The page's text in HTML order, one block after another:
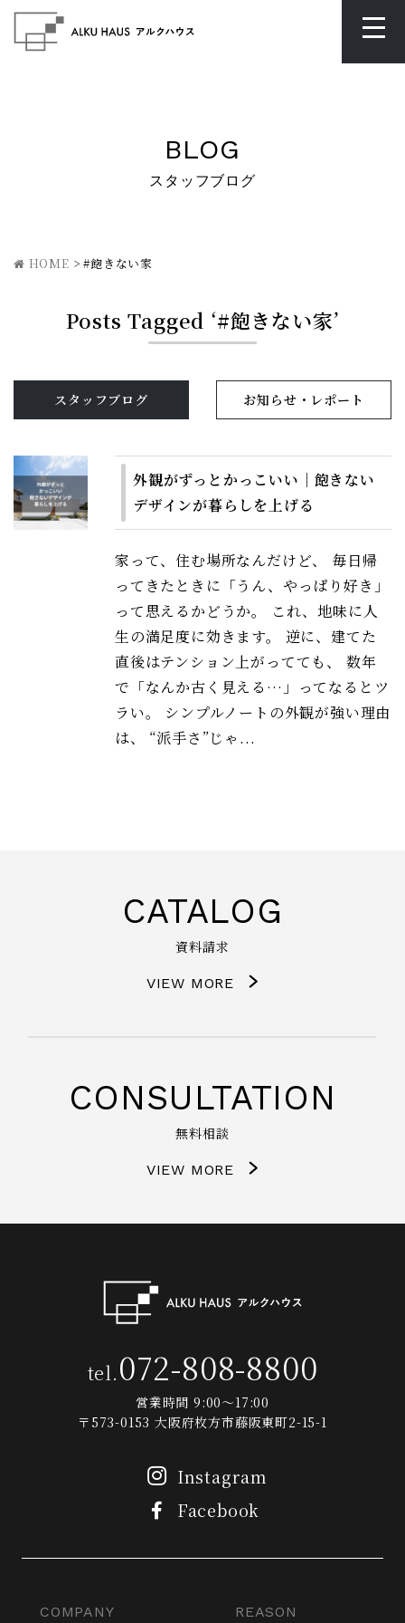
BLOG
スタッフブログ
HOME >#飽きない家
Posts Tagged ‘#飽きない家’
スタッフブログ お知らせ・レポート
外観がずっとかっこいい｜飽きない
デザインが暮らしを上げる
家って、住む場所なんだけど、 毎日帰
ってきたときに「うん、やっぱり好き」
って思えるかどうか。 これ、地味に人
生の満足度に効きます。 逆に、建てた
直後はテンション上がってても、 数年
で「なんか古く見える…」ってなるとツ
ラい。 シンプルノートの外観が強い理由
は、 “派手さ”じゃ...
CATALOG
資料請求
VIEW MORE
CONSULTATION
無料相談
VIEW MORE
tel.072-808-8800
営業時間 9:00～17:00
〒573-0153 大阪府枚方市藤阪東町2-15-1
Instagram
Facebook
COMPANY REASON